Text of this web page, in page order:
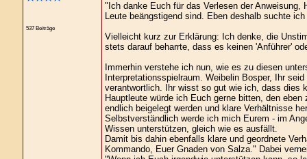
537 Beiträge
"Ich danke Euch für das Verlesen der
Leute beängstigend sind. Eben deshalb suchte
Vielleicht kurz zur Erklärung: Ich denke, die
stets darauf beharrte, dass es keinen 'Anführer'
Immerhin verstehe ich nun, wie es zu diesen
Interpretationsspielraum. Weibelin Bosper, Ihr
verantwortlich. Ihr wisst so gut wie ich, dass dies
Hauptleute würde ich Euch gerne bitten, den
endlich beigelegt werden und klare Verhältnisse
Selbstverständlich werde ich mich Eurem - im
Wissen unterstützen, gleich wie es ausfällt.
Damit bis dahin ebenfalls klare und geordnete
Kommando, Euer Gnaden von Salza." Dabei